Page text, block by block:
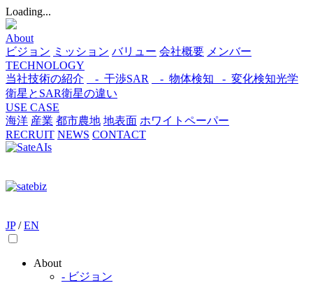
Loading...
About
ビジョン ミッション バリュー 会社概要 メンバー
TECHNOLOGY
当社技術の紹介
- 干渉SAR - 物体検知​ - 変化検知​光学
衛星とSAR衛星の違い
USE CASE
海洋 産業 都市​農地 地表面 ホワイトペーパー
RECRUIT NEWS CONTACT
JP / EN
About
- ビジョン